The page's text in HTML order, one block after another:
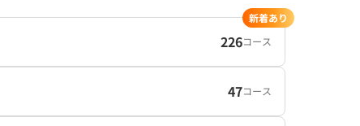
226コース
新着あり
47コース